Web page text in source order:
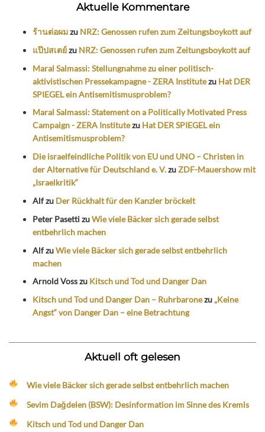
Aktuelle Kommentare
ร้านต่อผมzu NRZ: Genossen rufen zum Zeitungsboykott auf
แป๊ปสเตย์zu NRZ: Genossen rufen zum Zeitungsboykott auf
Maral Salmassi: Stellungnahme zu einer politisch-
aktivistischen Pressekampagne - ZERA Institutezu Hat DER
SPIEGEL ein Antisemitismusproblem?
Maral Salmassi: Statement on a Politically Motivated Press
Campaign - ZERA Institutezu Hat DER SPIEGEL ein
Antisemitismusproblem?
Die israelfeindliche Politik von EU und UNO – Christen in
der Alternative für Deutschland e. V.zuZDF-Mauershow mit
„Israelkritik“
Alfzu Der Rückhalt für den Kanzler bröckelt
Peter PasettizuWie viele Bäcker sich gerade selbst
entbehrlich machen
AlfzuWie viele Bäcker sich gerade selbst entbehrlich
machen
Arnold Vosszu Kitsch und Tod und Danger Dan
Kitsch und Tod und Danger Dan – Ruhrbaronezu „Keine
Angst“ von Danger Dan – eine Betrachtung
Aktuell oft gelesen
Wie viele Bäcker sich gerade selbst entbehrlich machen
Sevim Dağdelen (BSW): Desinformation im Sinne des Kremls
Kitsch und Tod und Danger Dan